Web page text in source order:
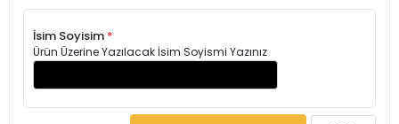
İsim Soyisim *
Ürün Üzerine Yazılacak İsim Soyismi Yazınız